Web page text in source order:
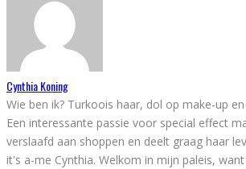
Cynthia Koning
Wie ben ik? Turkoois haar, dol op make-up
Een interessante passie voor special effect
verslaafd aan shoppen en deelt graag haar
it's a-me Cynthia. Welkom in mijn paleis,